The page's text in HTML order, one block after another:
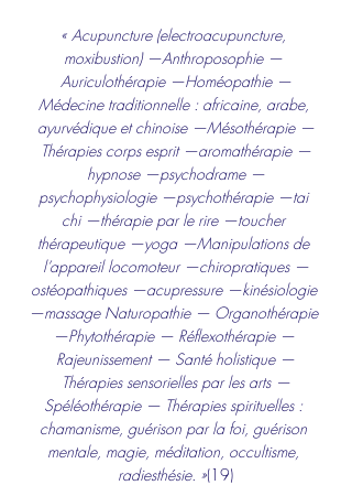
« Acupuncture (electroacupuncture,
moxibustion) —Anthroposophie —
Auriculothérapie —Homéopathie —
Médecine traditionnelle : africaine, arabe,
ayurvédique et chinoise —Mésothérapie —
Thérapies corps esprit —aromathérapie —
hypnose —psychodrame —
psychophysiologie —psychothérapie —tai
chi —thérapie par le rire —toucher
thérapeutique —yoga —Manipulations de
l’appareil locomoteur —chiropratiques —
ostéopathiques —acupressure —kinésiologie
—massage Naturopathie — Organothérapie
—Phytothérapie — Réflexothérapie —
Rajeunissement — Santé holistique —
Thérapies sensorielles par les arts —
Spéléothérapie — Thérapies spirituelles :
chamanisme, guérison par la foi, guérison
mentale, magie, méditation, occultisme,
radiesthésie. »(19)